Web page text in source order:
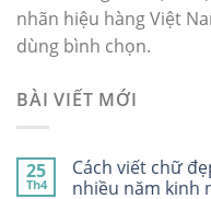
nhãn hiệu hàng Việt
dùng bình chọn.
BÀI VIẾT MỚI
25
Th4
Cách viết chữ
nhiều năm kinh